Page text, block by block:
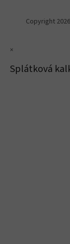
Copyright 2026
×
Splátková